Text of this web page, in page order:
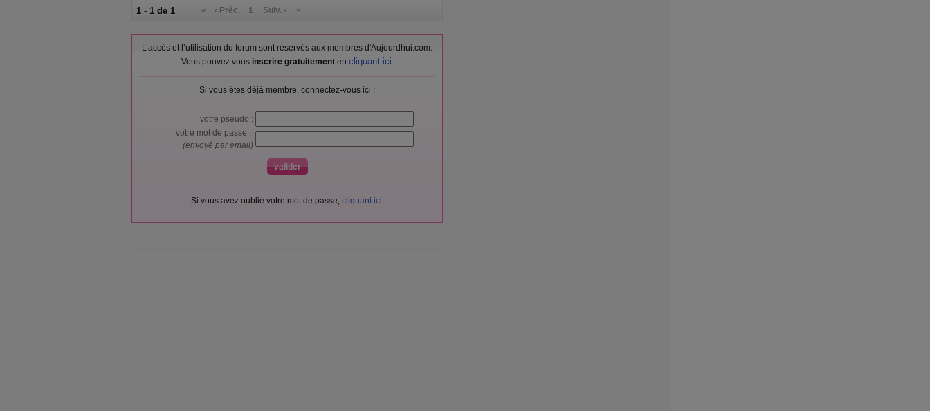
1 - 1 de 1 « ‹ Préc. 1 Suiv. › »
L’accès et l’utilisation du forum sont réservés aux membres d'Aujourdhui.com.
Vous pouvez vous inscrire gratuitementen cliquant ici.
Si vous êtes déjà membre, connectez-vous ici :
votre pseudo :
votre mot de passe :
(envoyé par email)
Si vous avez oublié votre mot de passe, cliquant ici.